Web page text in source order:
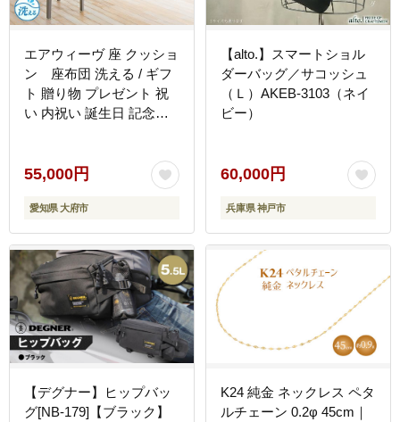
エアウィーヴ 座 クッショ
ン 座布団 洗える / ギフ
ト 贈り物 プレゼント 祝
い 内祝い 誕生日 記念日
55,000円
愛知県 大府市
【alto.】スマートショル
ダーバッグ／サコッシュ
（Ｌ）AKEB-3103（ネイ
ビー）
60,000円
兵庫県 神戸市
【デグナー】ヒップバッ
グ[NB-179]【ブラック】
K24 純金 ネックレス ペタ
ルチェーン 0.2φ 45cm｜